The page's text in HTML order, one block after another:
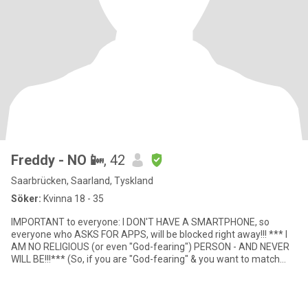
Freddy - NO 📴, 42
Saarbrücken, Saarland, Tyskland
Söker: Kvinna 18 - 35
IMPORTANT to everyone: I DON'T HAVE A SMARTPHONE, so
everyone who ASKS FOR APPS, will be blocked right away!!! *** I
AM NO RELIGIOUS (or even "God-fearing") PERSON - AND NEVER
WILL BE!!!*** (So, if you are "God-fearing" & you want to match